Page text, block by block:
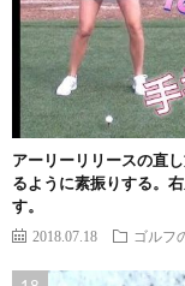
アーリーリリースの直
るように素振りする。
す。
2018.07.18 ゴルフ